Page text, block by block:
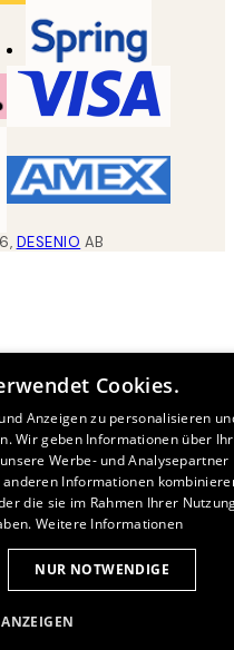
, DESENIO AB
Cookies.
Anzeigen zu personalisieren
Wir geben Informationen über
Werbe- und Analysepartner
Informationen
die sie im Rahmen Ihrer
Weitere Informationen
NUR NOTWENDIGE